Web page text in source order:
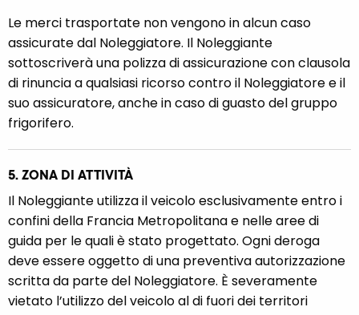
Le merci trasportate non vengono in alcun caso
assicurate dal Noleggiatore. Il Noleggiante
sottoscriverà una polizza di assicurazione con clausola
di rinuncia a qualsiasi ricorso contro il Noleggiatore e il
suo assicuratore, anche in caso di guasto del gruppo
frigorifero.
5. ZONA DI ATTIVITÀ
Il Noleggiante utilizza il veicolo esclusivamente entro i
confini della Francia Metropolitana e nelle aree di
guida per le quali è stato progettato. Ogni deroga
deve essere oggetto di una preventiva autorizzazione
scritta da parte del Noleggiatore. È severamente
vietato l’utilizzo del veicolo al di fuori dei territori